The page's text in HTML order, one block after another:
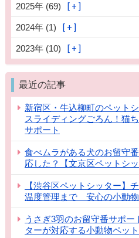
2025年 (69)
2024年 (1)
2023年 (10)
最近の記事
新宿区・牛込柳町のペット
スライディングごろん！猫
サポート
食べムラがある犬のお留守
応した？【文京区ペットシッ
【渋谷区ペットシッター】
温度管理まで 安心の小動
うさぎ3羽のお留守番サポー
ターが対応する小動物ペッ